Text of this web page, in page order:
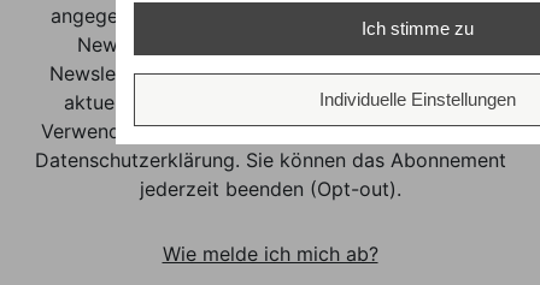
angegebene Email-Adresse wird nur für unseren
Newsletter-Versand verwendet. In unseren
Newslettern informieren wir Sie regelmäßig über
aktuelle Angebote. Weitere Informationen zur
Verwendung Ihrer Emaildaten finden Sie in unserer
Datenschutzerklärung. Sie können das Abonnement
jederzeit beenden (Opt-out).
Wie melde ich mich ab?
Ich stimme zu
Individuelle Einstellungen